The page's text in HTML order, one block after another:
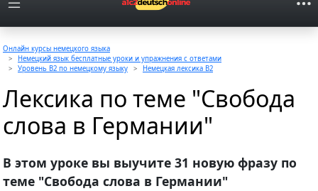
Онлайн курсы немецкого языка
Немецкий язык бесплатные уроки и упражнения с ответами
Уровень B2 по немецкому языку
Немецкая лексика B2
Лексика по теме "Свобода
слова в Германии"
В этом уроке вы выучите 31 новую фразу по
теме "Свобода слова в Германии"